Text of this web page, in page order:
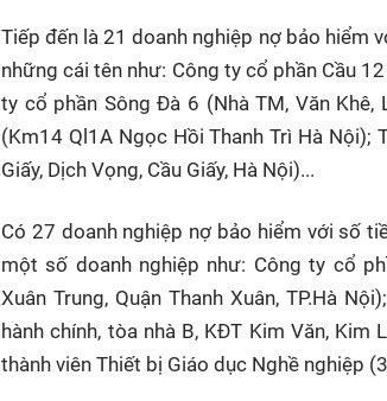
Tiếp đến là 21 doanh nghiệp nợ bảo hiểm
những cái tên như: Công ty cổ phần Cầu
ty cổ phần Sông Đà 6 (Nhà TM, Văn Khê,
(Km14 Ql1A Ngọc Hồi Thanh Trì Hà Nội);
Giấy, Dịch Vọng, Cầu Giấy, Hà Nội)...
Có 27 doanh nghiệp nợ bảo hiểm với số
một số doanh nghiệp như: Công ty cổ
Xuân Trung, Quận Thanh Xuân, TP.Hà
hành chính, tòa nhà B, KĐT Kim Văn,
thành viên Thiết bị Giáo dục Nghề nghiệp